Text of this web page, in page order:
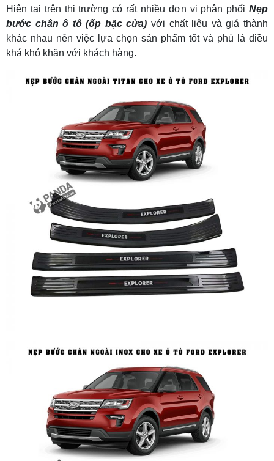
Hiện tại trên thị trường có rất nhiều đơn vị phân phối Nẹp
bước chân ô tô (ốp bậc cửa) với chất liệu và giá thành
khác nhau nên việc lựa chọn sản phẩm tốt và phù là điều
khá khó khăn với khách hàng.